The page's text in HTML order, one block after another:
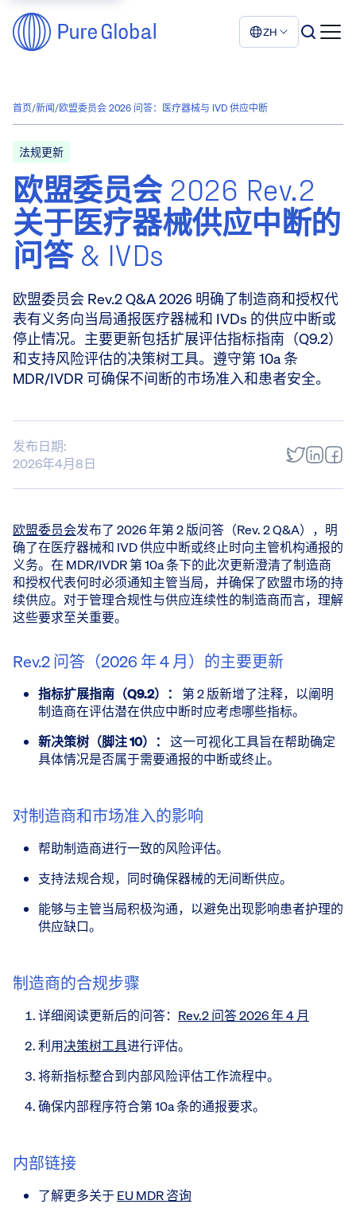
ZH
首页/新闻/欧盟委员会 2026 问答：医疗器械与 IVD 供应中断
法规更新
欧盟委员会 2026 Rev.2
关于医疗器械供应中断的
问答 & IVDs
欧盟委员会 Rev.2 Q&A 2026 明确了制造商和授权代
表有义务向当局通报医疗器械和 IVDs 的供应中断或
停止情况。主要更新包括扩展评估指标指南（Q9.2）
和支持风险评估的决策树工具。遵守第 10a 条
MDR/IVDR 可确保不间断的市场准入和患者安全。
发布日期:
2026年4月8日
欧盟委员会发布了 2026 年第 2 版问答（Rev. 2 Q&A），明
确了在医疗器械和 IVD 供应中断或终止时向主管机构通报的
义务。在 MDR/IVDR 第 10a 条下的此次更新澄清了制造商
和授权代表何时必须通知主管当局，并确保了欧盟市场的持
续供应。对于管理合规性与供应连续性的制造商而言，理解
这些要求至关重要。
Rev.2 问答（2026 年 4 月）的主要更新
指标扩展指南（Q9.2）：
第 2 版新增了注释，以阐明
制造商在评估潜在供应中断时应考虑哪些指标。
新决策树（脚注 10）： 这一可视化工具旨在帮助确定
具体情况是否属于需要通报的中断或终止。
对制造商和市场准入的影响
帮助制造商进行一致的风险评估。
支持法规合规，同时确保器械的无间断供应。
能够与主管当局积极沟通，以避免出现影响患者护理的
供应缺口。
制造商的合规步骤
详细阅读更新后的问答： Rev.2 问答 2026 年 4 月
利用决策树工具进行评估。
将新指标整合到内部风险评估工作流程中。
确保内部程序符合第 10a 条的通报要求。
内部链接
了解更多关于 EU MDR 咨询